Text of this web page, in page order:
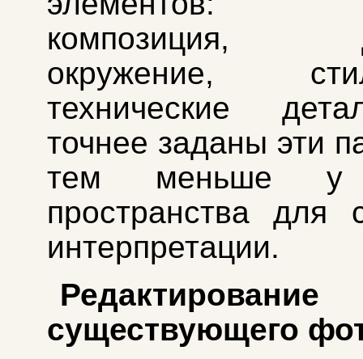
композиция,
окружение,
технические
точнее заданы эти
тем меньше у
пространства для
интерпретации.
Редактирование
существующего